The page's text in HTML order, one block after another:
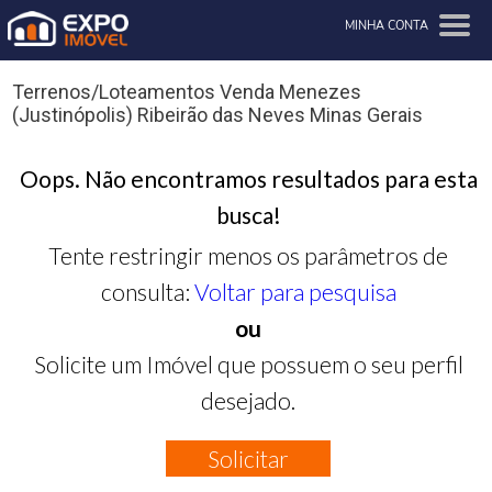
MINHA CONTA
Terrenos/Loteamentos Venda Menezes
(Justinópolis) Ribeirão das Neves Minas Gerais
Oops. Não encontramos resultados para esta
busca!
Tente restringir menos os parâmetros de
consulta: Voltar para pesquisa
ou
Solicite um Imóvel que possuem o seu perfil
desejado.
Solicitar